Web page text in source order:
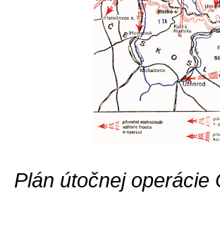
Plán útočnej operácie